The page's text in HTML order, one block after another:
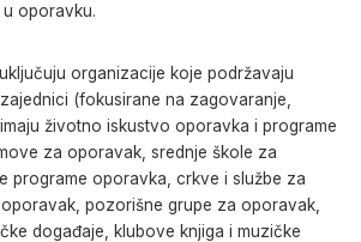
oporavku.
organizacije koje podržavaju
(fokusirane na zagovaranje,
životno iskustvo oporavka i programe
za oporavak, srednje škole za
programe oporavka, crkve i službe za
pozorišne grupe za oporavak,
događaje, klubove knjiga i muzičke